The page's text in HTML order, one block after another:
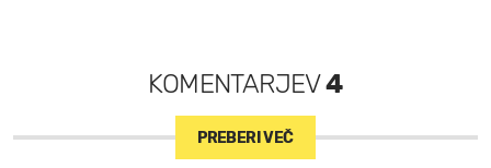
KOMENTARJEV4
PREBERI VEČ